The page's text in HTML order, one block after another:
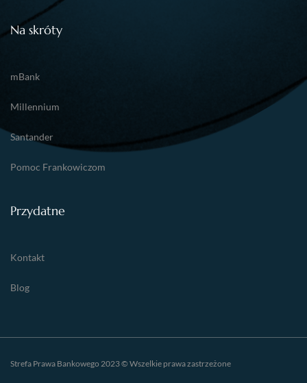
Na skróty
mBank
Millennium
Santander
Pomoc Frankowiczom
Przydatne
Kontakt
Blog
Strefa Prawa Bankowego 2023 © Wszelkie prawa zastrzeżone